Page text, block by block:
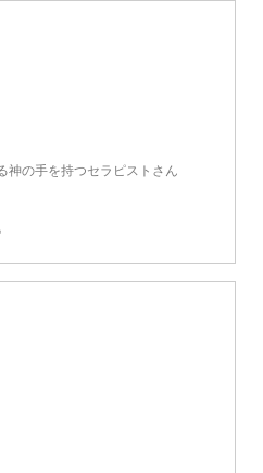
神の手を持つセラピストさん